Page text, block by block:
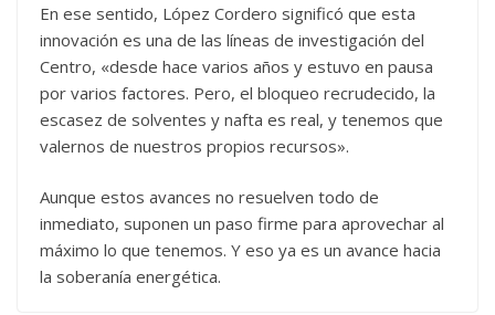
En ese sentido, López Cordero significó que esta
innovación es una de las líneas de investigación del
Centro, «desde hace varios años y estuvo en pausa
por varios factores. Pero, el bloqueo recrudecido, la
escasez de solventes y nafta es real, y tenemos que
valernos de nuestros propios recursos».
Aunque estos avances no resuelven todo de
inmediato, suponen un paso firme para aprovechar al
máximo lo que tenemos. Y eso ya es un avance hacia
la soberanía energética.